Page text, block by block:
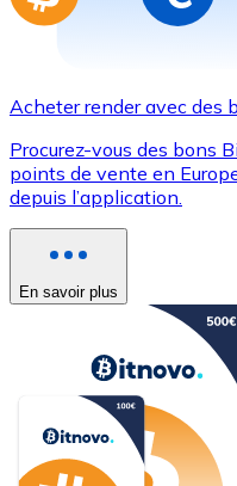
Acheter render avec des
Procurez-vous des bons
points de vente en
depuis l’application.
En savoir plus